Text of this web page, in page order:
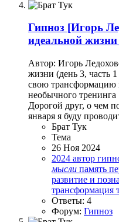
Гипноз [Игорь
идеальной жизни
Автор: Игорь
жизни (день 3, часть
свою трансформацию
необычного
Дорогой друг, о чем
января я буду
Брат Тук
Тема
26 Ноя 2024
2024 автор
мысли память
развитие и
трансформация
Ответы: 4
Форум: Гипноз